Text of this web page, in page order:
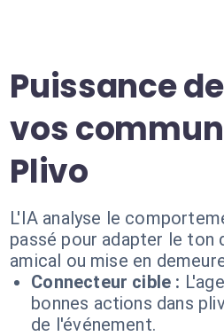
Puissance
vos
Plivo
L'IA analyse le
passé pour adapter le ton
amical ou mise en
Connecteur cible :
bonnes actions dans
de l'événement.